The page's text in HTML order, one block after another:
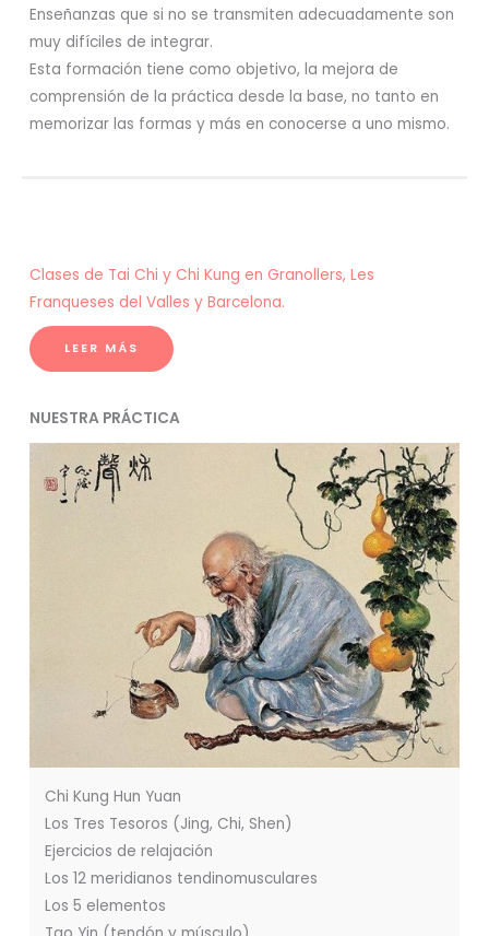
Enseñanzas que si no se transmiten adecuadamente son
muy difíciles de integrar.
Esta formación tiene como objetivo, la mejora de
comprensión de la práctica desde la base, no tanto en
memorizar las formas y más en conocerse a uno mismo.
Clases de Tai Chi y Chi Kung en Granollers, Les
Franqueses del Valles y Barcelona.
LEER MÁS
NUESTRA PRÁCTICA
Chi Kung Hun Yuan
Los Tres Tesoros (Jing, Chi, Shen)
Ejercicios de relajación
Los 12 meridianos tendinomusculares
Los 5 elementos